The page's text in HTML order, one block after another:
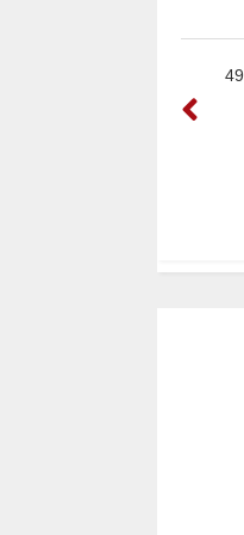
فنلندا تدخل على الخط .. وصول نحو 49